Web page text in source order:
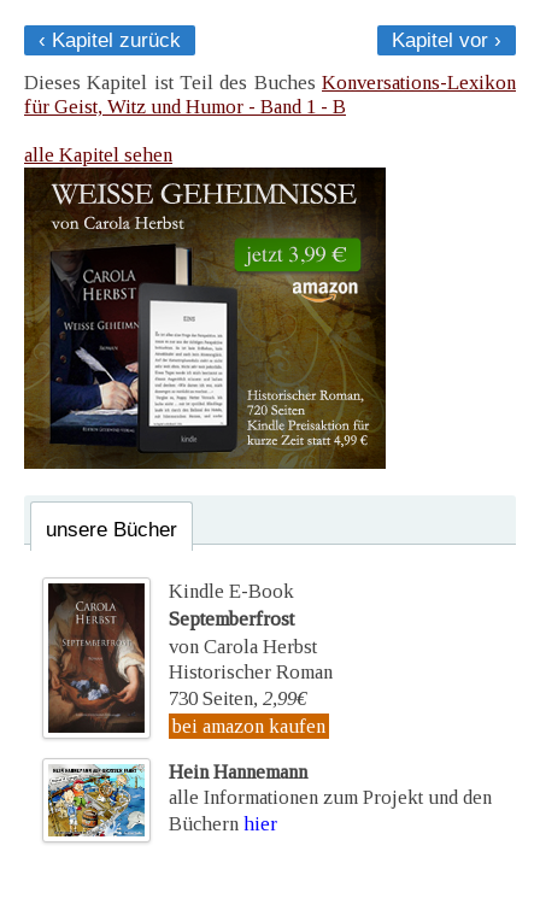
‹ Kapitel zurück
Kapitel vor ›
Dieses Kapitel ist Teil des Buches Konversations-Lexikon
für Geist, Witz und Humor - Band 1 - B
alle Kapitel sehen
unsere Bücher
Kindle E-Book
Septemberfrost
von Carola Herbst
Historischer Roman
730 Seiten, 2,99€
bei amazon kaufen
Hein Hannemann
alle Informationen zum Projekt und den
Büchern hier